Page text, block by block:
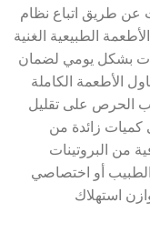
عن طريق اتباع نظام
الطبيعية الغنية
بشكل يومي لضمان
الأطعمة الكاملة
الحرص على تقليل
كميات زائدة من
من البروتينات
أو اختصاصي
استهلاك